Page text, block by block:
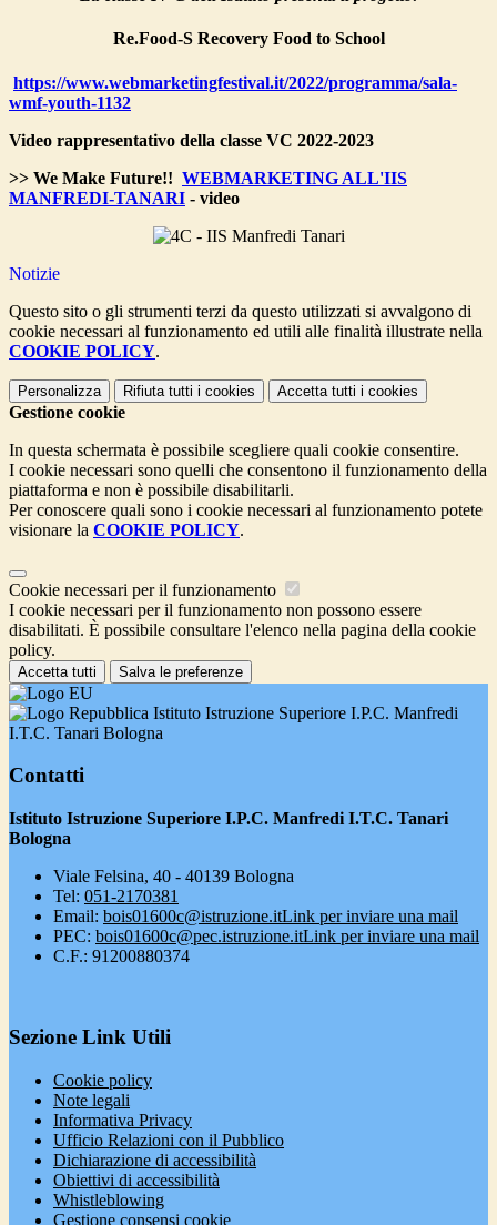
Re.Food-S Recovery Food to School
https://www.webmarketingfestival.it/2022/programma/sala-
wmf-youth-1132
Video rappresentativo della classe VC 2022-2023
>> We Make Future!! WEBMARKETING ALL'IIS
MANFREDI-TANARI - video
Notizie
Questo sito o gli strumenti terzi da questo utilizzati si avvalgono di
cookie necessari al funzionamento ed utili alle finalità illustrate nella
COOKIE POLICY.
Personalizza Rifiuta tutti i cookies Accetta tutti i cookies
Gestione cookie
In questa schermata è possibile scegliere quali cookie consentire.
I cookie necessari sono quelli che consentono il funzionamento della
piattaforma e non è possibile disabilitarli.
Per conoscere quali sono i cookie necessari al funzionamento potete
visionare la COOKIE POLICY.
Cookie necessari per il funzionamento
I cookie necessari per il funzionamento non possono essere
disabilitati. È possibile consultare l'elenco nella pagina della cookie
policy.
Accetta tutti Salva le preferenze
Istituto Istruzione Superiore I.P.C. Manfredi
I.T.C. Tanari Bologna
Contatti
Istituto Istruzione Superiore I.P.C. Manfredi I.T.C. Tanari
Bologna
Viale Felsina, 40 - 40139 Bologna
Tel: 051-2170381
Email: bois01600c@istruzione.itLink per inviare una mail
PEC: bois01600c@pec.istruzione.itLink per inviare una mail
C.F.: 91200880374
Sezione Link Utili
Cookie policy
Note legali
Informativa Privacy
Ufficio Relazioni con il Pubblico
Dichiarazione di accessibilità
Obiettivi di accessibilità
Whistleblowing
Gestione consensi cookie